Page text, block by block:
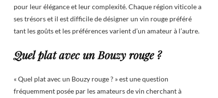
pour leur élégance et leur complexité. Chaque région viticole a
ses trésors et il est difficile de désigner un vin rouge préféré
tant les goûts et les préférences varient d’un amateur à l’autre.
Quel plat avec un Bouzy rouge ?
« Quel plat avec un Bouzy rouge ? » est une question
fréquemment posée par les amateurs de vin cherchant à